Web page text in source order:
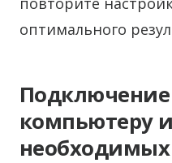
оптимального
компьютеру